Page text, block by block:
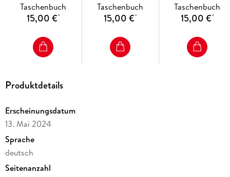
Taschenbuch
15,00 €*
Taschenbuch
15,00 €*
Taschenbuch
15,00 €*
Produktdetails
Erscheinungsdatum
13. Mai 2024
Sprache
deutsch
Seitenanzahl